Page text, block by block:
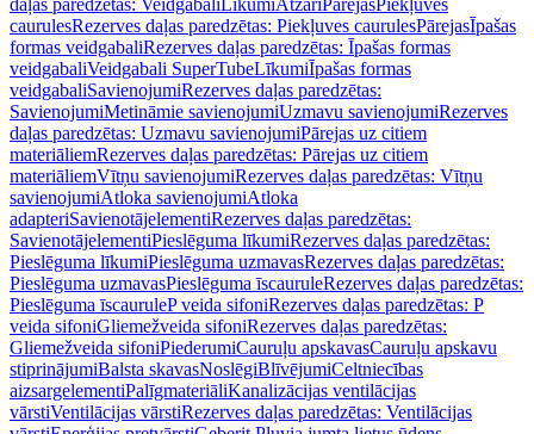
daļas paredzētas: Veidgabali LīkumiAtzari PārejasPiekļuves
caurulesRezerves daļas paredzētas: Piekļuves caurulesPārejasĪpašas
formas veidgabaliRezerves daļas paredzētas: Īpašas formas
veidgabaliVeidgabali SuperTubeLīkumiĪpašas formas
veidgabaliSavienojumiRezerves daļas paredzētas:
SavienojumiMetināmie savienojumiUzmavu savienojumiRezerves
daļas paredzētas: Uzmavu savienojumiPārejas uz citiem
materiāliemRezerves daļas paredzētas: Pārejas uz citiem
materiāliemVītņu savienojumiRezerves daļas paredzētas: Vītņu
savienojumiAtloka savienojumiAtloka
adapteriSavienotājelementiRezerves daļas paredzētas:
SavienotājelementiPieslēguma līkumiRezerves daļas paredzētas:
Pieslēguma līkumiPieslēguma uzmavasRezerves daļas paredzētas:
Pieslēguma uzmavasPieslēguma īscauruleRezerves daļas paredzētas:
Pieslēguma īscauruleP veida sifoniRezerves daļas paredzētas: P
veida sifoniGliemežveida sifoniRezerves daļas paredzētas:
Gliemežveida sifoniPiederumiCauruļu apskavasCauruļu apskavu
stiprinājumiBalsta skavasNoslēgiBlīvējumiCeltniecības
aizsargelementiPalīgmateriāliKanalizācijas ventilācijas
vārstiVentilācijas vārstiRezerves daļas paredzētas: Ventilācijas